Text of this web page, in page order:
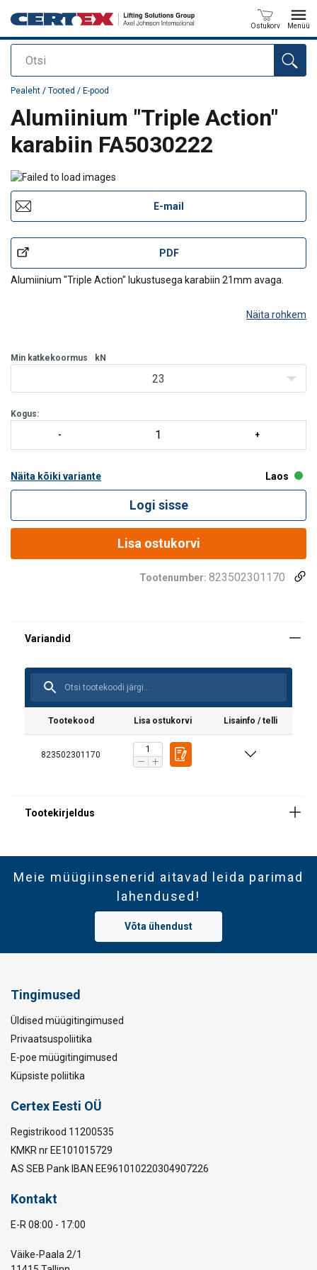
Otsi
Ostukorv Menüü
Toode on lisatud teie päringule
Pealeht / Tooted / E-pood
Alumiinium "Triple Action"
karabiin FA5030222
E-mail
PDF
Alumiinium "Triple Action" lukustusega karabiin 21mm avaga.
Näita rohkem
Min katkekoormus kN
23
Kogus:
Näita kõiki variante Laos
Logi sisse
Lisa ostukorvi
Tootenumber: 823502301170
Tootekood Lisa ostukorvi Lisainfo / telli
823502301170
Meie müügiinsenerid aitavad leida parimad
lahendused!
Võta ühendust
Tingimused
Üldised müügitingimused
Privaatsuspoliitika
E-poe müügitingimused
Küpsiste poliitika
Certex Eesti OÜ
Registrikood 11200535
KMKR nr EE101015729
AS SEB Pank IBAN EE961010220304907226
Kontakt
E-R 08:00 - 17:00
Väike-Paala 2/1